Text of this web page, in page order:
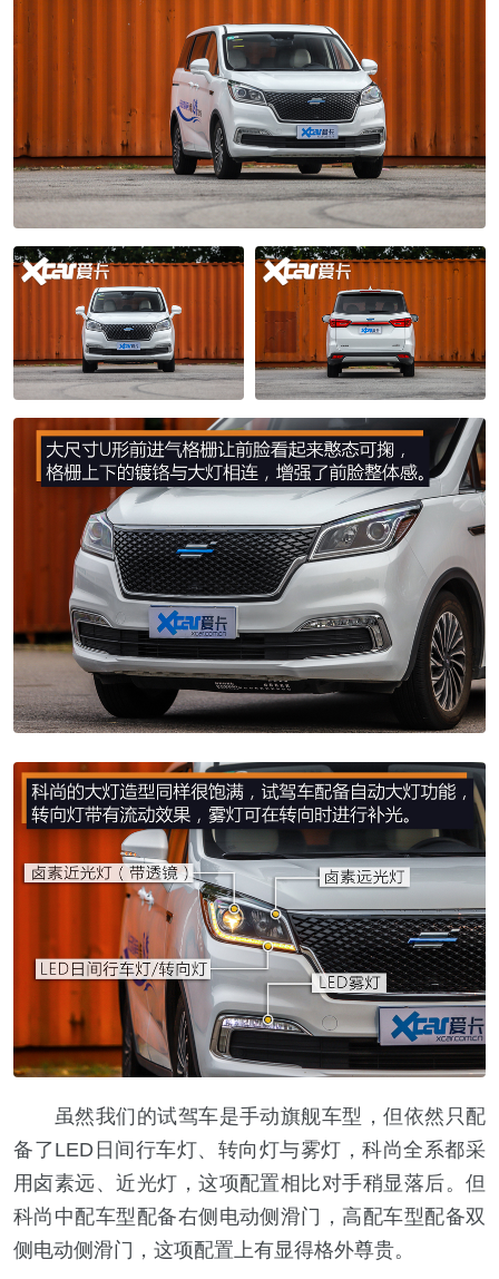
虽然我们的试驾车是手动旗舰车型，但依然只配
备了LED日间行车灯、转向灯与雾灯，科尚全系都采
用卤素远、近光灯，这项配置相比对手稍显落后。但
科尚中配车型配备右侧电动侧滑门，高配车型配备双
侧电动侧滑门，这项配置上有显得格外尊贵。